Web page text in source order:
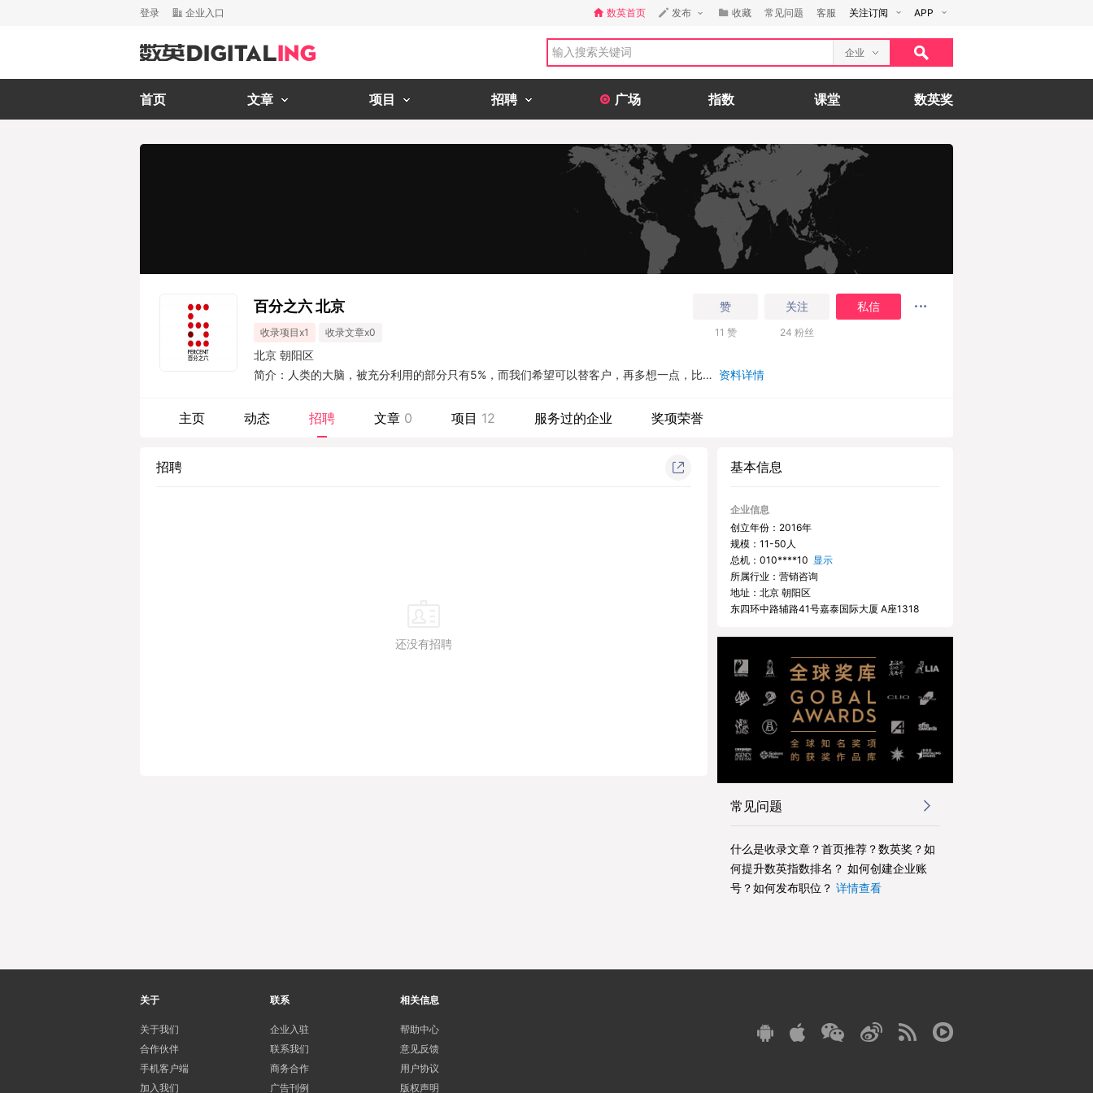
登录 企业入口 数英首页 发布 收藏 常见问题 客服 关注订阅 APP
企业
首页 文章 项目 招聘 广场 指数 课堂 数英奖
百分之六 北京
收录项目x1 收录文章x0
赞 关注 私信
11 赞 24 粉丝
北京 朝阳区
简介：人类的大脑，被充分利用的部分只有5%，而我们希望可以替客户，再多想一点，比做
决问题。...
资料详情
主页 动态 招聘 文章 0 项目 12 服务过的企业 奖项荣誉
招聘
还没有招聘
基本信息
企业信息
创立年份：2016年
规模：11-50人
总机： 010****10 显示
所属行业：营销咨询
地址：北京 朝阳区
东四环中路辅路41号嘉泰国际大厦 A座1318
常见问题
什么是收录文章？首页推荐？数英奖？如
何提升数英指数排名？ 如何创建企业账
号？如何发布职位？ 详情查看
关于
关于我们
合作伙伴
手机客户端
加入我们
联系
企业入驻
联系我们
商务合作
广告刊例
相关信息
帮助中心
意见反馈
用户协议
版权声明